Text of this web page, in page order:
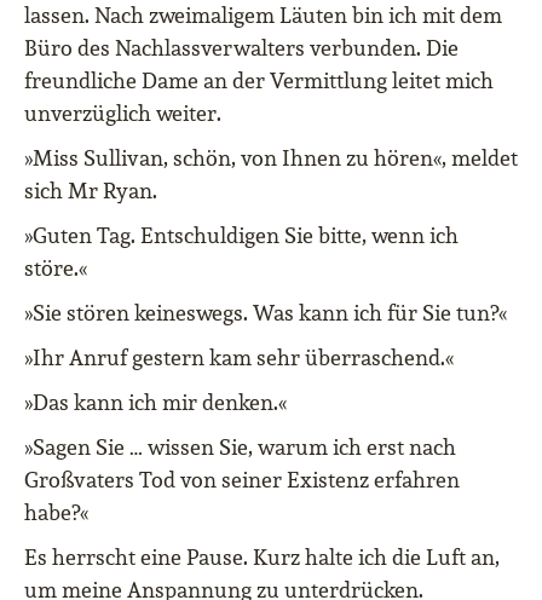
lassen. Nach zweimaligem Läuten bin ich mit dem
Büro des Nachlassverwalters verbunden. Die
freundliche Dame an der Vermittlung leitet mich
unverzüglich weiter.
»Miss Sullivan, schön, von Ihnen zu hören«, meldet
sich Mr Ryan.
»Guten Tag. Entschuldigen Sie bitte, wenn ich
störe.«
»Sie stören keineswegs. Was kann ich für Sie tun?«
»Ihr Anruf gestern kam sehr überraschend.«
»Das kann ich mir denken.«
»Sagen Sie … wissen Sie, warum ich erst nach
Großvaters Tod von seiner Existenz erfahren
habe?«
Es herrscht eine Pause. Kurz halte ich die Luft an,
um meine Anspannung zu unterdrücken.